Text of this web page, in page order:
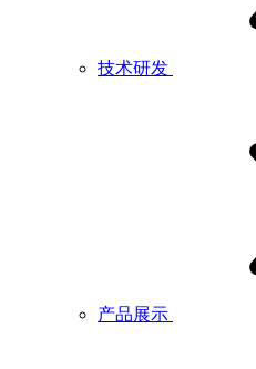
技术研发
产品展示